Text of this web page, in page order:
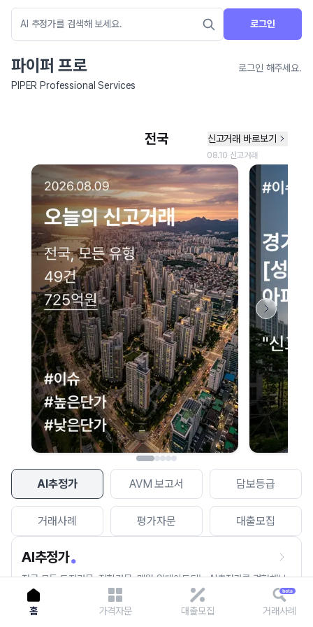
로그인
파이퍼 프로
로그인 해주세요.
PIPER Professional Services
AI추정가 AVM 보고서 담보등급
거래사례 평가자문 대출모집
AI추정가
전국 모든 토지건물, 집합건물, 매월 업데이트되는 AI추정가를 경험해보
세요.
네이버 지도 연결 안내
현재 네이버 지도 연결이 원활하지 않아 지도를 불러올 수 없습니다.
이용에 불편을 드려 죄송합니다.
다시 시도
홈 가격자문 대출모집 거래사례